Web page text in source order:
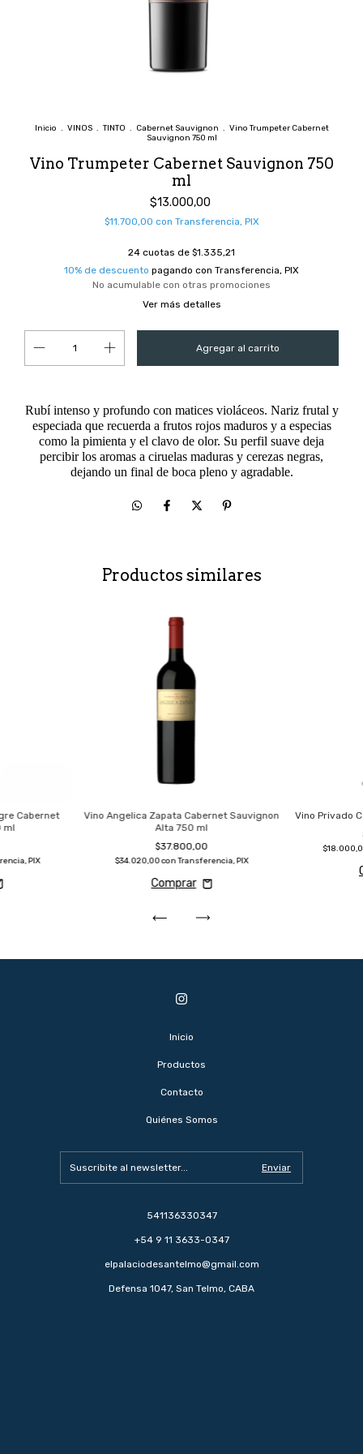
Inicio . VINOS . TINTO . Cabernet Sauvignon . Vino Trumpeter Cabernet
Sauvignon 750 ml
Vino Trumpeter Cabernet Sauvignon 750
ml
$13.000,00
$11.700,00 con Transferencia, PIX
24 cuotas de $1.335,21
10% de descuento pagando con Transferencia, PIX
No acumulable con otras promociones
Ver más detalles
Rubí intenso y profundo con matices violáceos. Nariz frutal y
especiada que recuerda a frutos rojos maduros y a especias
como la pimienta y el clavo de olor. Su perfil suave deja
percibir los aromas a ciruelas maduras y cerezas negras,
dejando un final de boca pleno y agradable.
Productos similares
Cabernet
ml
PIX
Vino Angelica Zapata Cabernet Sauvignon
Alta 750 ml
$37.800,00
$34.020,00con Transferencia, PIX
Vino Privado
Inicio
Productos
Contacto
Quiénes Somos
541136330347
+54 9 11 3633-0347
elpalaciodesantelmo@gmail.com
Defensa 1047, San Telmo, CABA